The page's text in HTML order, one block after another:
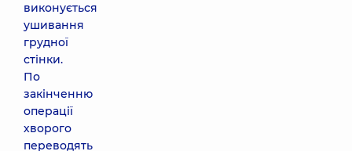
виконується
ушивання
грудної
стінки.
По
закінченню
операції
хворого
переводять